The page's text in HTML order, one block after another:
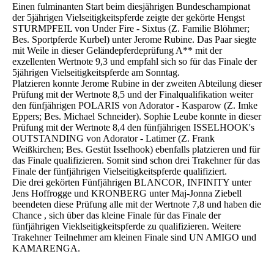
Einen fulminanten Start beim diesjährigen Bundeschampionat
der 5jährigen Vielseitigkeitspferde zeigte der gekörte Hengst
STURMPFEIL von Under Fire - Sixtus (Z. Familie Blöhmer;
Bes. Sportpferde Kurbel) unter Jerome Rubine. Das Paar siegte
mit Weile in dieser Geländepferdeprüfung A** mit der
exzellenten Wertnote 9,3 und empfahl sich so für das Finale der
5jährigen Vielseitigkeitspferde am Sonntag.
Platzieren konnte Jerome Rubine in der zweiten Abteilung dieser
Prüfung mit der Wertnote 8,5 und der Finalqualifikation weiter
den fünfjährigen POLARIS von Adorator - Kasparow (Z. Imke
Eppers; Bes. Michael Schneider). Sophie Leube konnte in dieser
Prüfung mit der Wertnote 8,4 den fünfjährigen ISSELHOOK's
OUTSTANDING von Adorator - Latimer (Z. Frank
Weißkirchen; Bes. Gestüt Isselhook) ebenfalls platzieren und für
das Finale qualifizieren. Somit sind schon drei Trakehner für das
Finale der fünfjährigen Vielseitigkeitspferde qualifiziert.
Die drei gekörten Fünfjährigen BLANCOR, INFINITY unter
Jens Hoffrogge und KRONBERG unter Maj-Jonna Ziebell
beendeten diese Prüfung alle mit der Wertnote 7,8 und haben die
Chance , sich über das kleine Finale für das Finale der
fünfjährigen Vieklseitigkeitspferde zu qualifizieren. Weitere
Trakehner Teilnehmer am kleinen Finale sind UN AMIGO und
KAMARENGA.